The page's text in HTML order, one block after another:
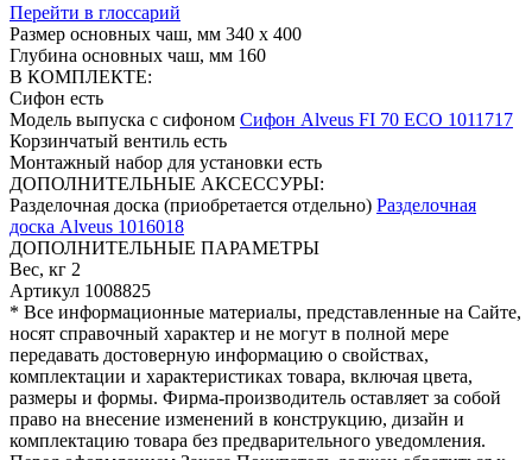
Перейти в глоссарий
Размер основных чаш, мм 340 x 400
Глубина основных чаш, мм 160
В КОМПЛЕКТЕ:
Сифон есть
Модель выпуска с сифоном Сифон Alveus FI 70 ECO 1011717
Корзинчатый вентиль есть
Монтажный набор для установки есть
ДОПОЛНИТЕЛЬНЫЕ АКСЕССУРЫ:
Разделочная доска (приобретается отдельно) Разделочная
доска Alveus 1016018
ДОПОЛНИТЕЛЬНЫЕ ПАРАМЕТРЫ
Вес, кг 2
Артикул 1008825
* Все информационные материалы, представленные на Сайте,
носят справочный характер и не могут в полной мере
передавать достоверную информацию о свойствах,
комплектации и характеристиках товара, включая цвета,
размеры и формы. Фирма-производитель оставляет за собой
право на внесение изменений в конструкцию, дизайн и
комплектацию товара без предварительного уведомления.